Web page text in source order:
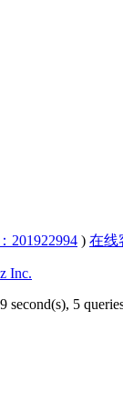
201922994 ) 在线
Inc.
second(s), 5